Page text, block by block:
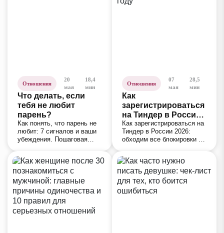
Отношения
20
мая
18,4
мин
Что делать, если
тебя не любит
парень?
Как понять, что парень не
любит: 7 сигналов и ваши
убеждения. Пошаговая
7 ежедневных ритуалов и
честный алгоритм —
уходить или ждать.
Отношения
07
мая
28,5
мин
Как
зарегистрироваться
на Тиндер в России
в 2026 году
Как зарегистрироваться на
Тиндер в России 2026:
обходим все блокировки +